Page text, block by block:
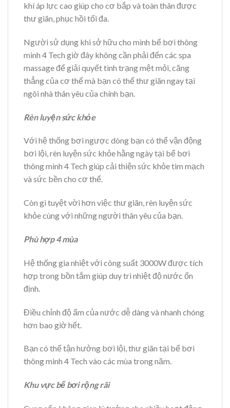
khí áp lực cao giúp cho cơ bắp và toàn thân được
thư giãn, phục hồi tối đa.
Người sử dụng khi sở hữu cho mình bể bơi thông
minh 4 Tech giờ đây không cần phải đến các spa
massage để giải quyết tình trạng mệt mỏi, căng
thẳng của cơ thể mà bạn có thể thư giãn ngay tại
ngôi nhà thân yêu của chính bạn.
Rèn luyện sức khỏe
Với hệ thống bơi ngược dòng bạn có thể vận động
bơi lội, rèn luyện sức khỏe hằng ngày tại bể bơi
thông minh 4 Tech giúp cải thiện sức khỏe tim mạch
và sức bền cho cơ thể.
Còn gì tuyệt vời hơn việc thư giãn, rèn luyện sức
khỏe cùng với những người thân yêu của bạn.
Phù hợp 4 mùa
Hệ thống gia nhiệt với công suất 3000W được tích
hợp trong bồn tắm giúp duy trì nhiệt độ nước ổn
định.
Điều chỉnh độ ấm của nước dễ dàng và nhanh chóng
hơn bao giờ hết.
Bạn có thể tận hưởng bơi lội, thư giãn tại bể bơi
thông minh 4 Tech vào các mùa trong năm.
Khu vực bể bơi rộng rãi